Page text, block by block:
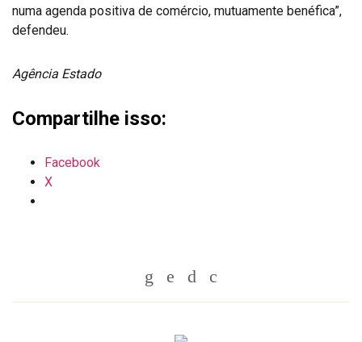
numa agenda positiva de comércio, mutuamente benéfica”,
defendeu.
Agência Estado
Compartilhe isso:
Facebook
X
Whatsapp
TwitterFacebook